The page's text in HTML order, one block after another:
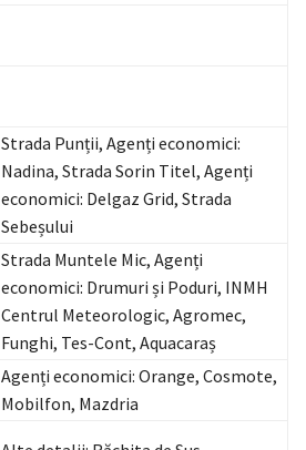
Strada Punții, Agenți economici:
Nadina, Strada Sorin Titel, Agenți
economici: Delgaz Grid, Strada
Sebeșului
Strada Muntele Mic, Agenți
economici: Drumuri și Poduri, INMH
Centrul Meteorologic, Agromec,
Funghi, Tes-Cont, Aquacaraș
Agenți economici: Orange, Cosmote,
Mobilfon, Mazdria